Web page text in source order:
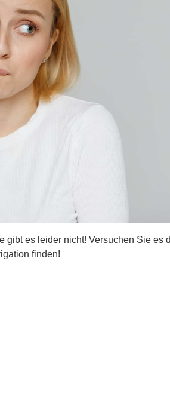
gibt es leider nicht! Versuchen Sie es
finden!